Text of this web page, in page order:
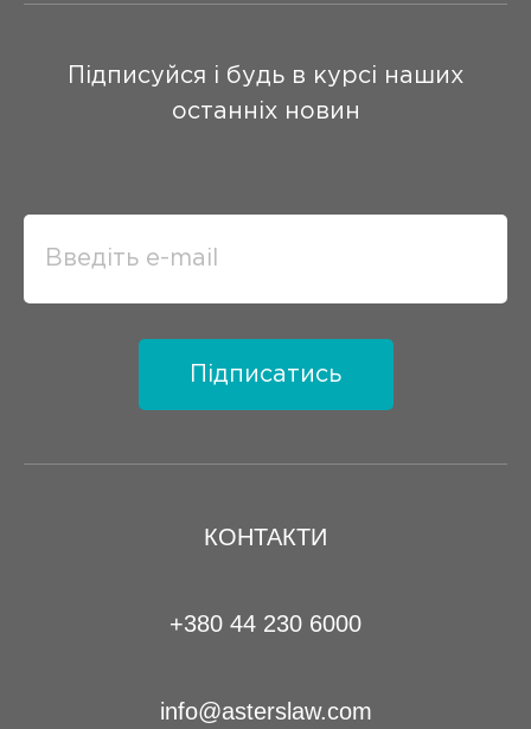
КОНТАКТИ
+380 44 230 6000
info@asterslaw.com
Підписуйся і будь в курсі наших
останніх новин
Підписатись